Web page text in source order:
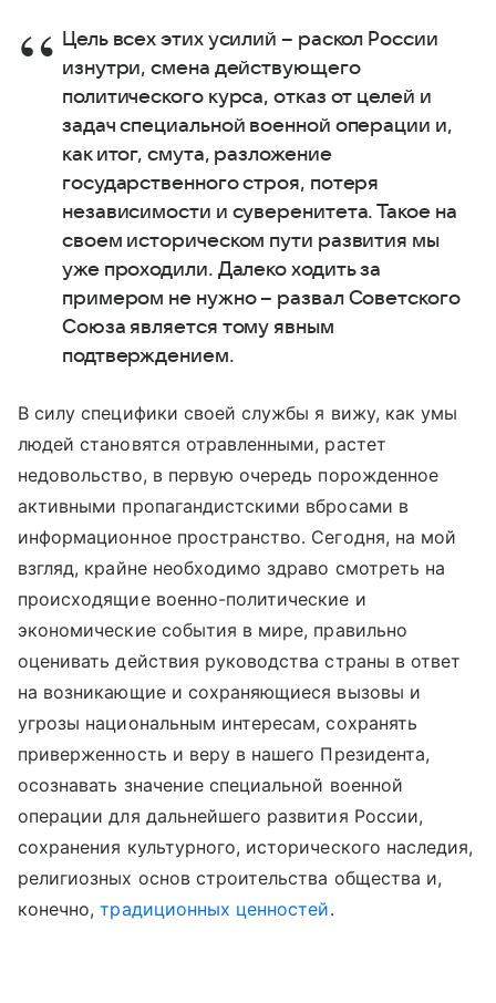
Цель всех этих усилий – раскол России
изнутри, смена действующего
политического курса, отказ от целей и
задач специальной военной операции и,
как итог, смута, разложение
государственного строя, потеря
независимости и суверенитета. Такое на
своем историческом пути развития мы
уже проходили. Далеко ходить за
примером не нужно – развал Советского
Союза является тому явным
подтверждением.
В силу специфики своей службы я вижу, как умы
людей становятся отравленными, растет
недовольство, в первую очередь порожденное
активными пропагандистскими вбросами в
информационное пространство. Сегодня, на мой
взгляд, крайне необходимо здраво смотреть на
происходящие военно-политические и
экономические события в мире, правильно
оценивать действия руководства страны в ответ
на возникающие и сохраняющиеся вызовы и
угрозы национальным интересам, сохранять
приверженность и веру в нашего Президента,
осознавать значение специальной военной
операции для дальнейшего развития России,
сохранения культурного, исторического наследия,
религиозных основ строительства общества и,
конечно,традиционных ценностей.